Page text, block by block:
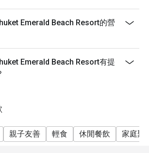
Emerald Beach Resort的營
Emerald Beach Resort有提
親子友善 輕食 休閒餐飲 家庭聚